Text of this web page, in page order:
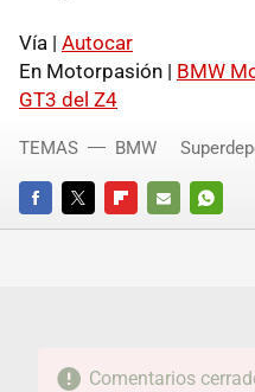
Vía | Autocar
En Motorpasión | BMW
GT3 del Z4
FACEBOOKTWITTERFLIPBOARD
E-
TEMAS BMW
Comentarios